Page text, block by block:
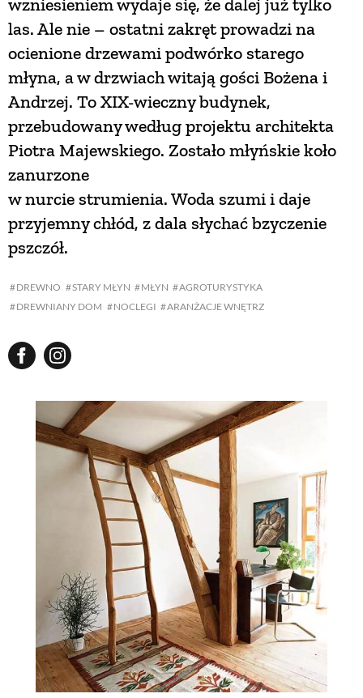
DREWNO STARY MŁYN MŁYN
AGROTURYSTYKA
DREWNIANY DOM
NOCLEGI ARANŻACJE WNĘTRZ
las. Ale nie – ostatni zakręt prowadzi na
ocienione drzewami podwórko starego
młyna, a w drzwiach witają gości Bożena i
Andrzej. To XIX-wieczny budynek,
przebudowany według projektu architekta
Piotra Majewskiego. Zostało młyńskie koło
zanurzone
w nurcie strumienia. Woda szumi i daje
przyjemny chłód, z dala słychać bzyczenie
pszczół.